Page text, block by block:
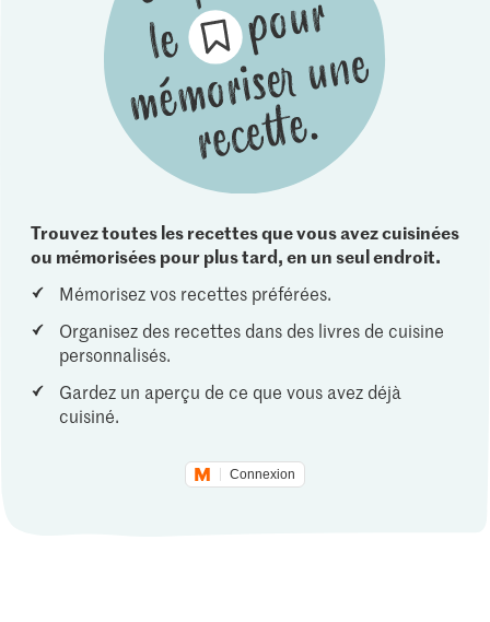
Trouvez toutes les recettes que vous avez cuisinées
ou mémorisées pour plus tard, en un seul endroit.
Mémorisez vos recettes préférées.
Organisez des recettes dans des livres de cuisine
personnalisés.
Gardez un aperçu de ce que vous avez déjà
cuisiné.
Connexion